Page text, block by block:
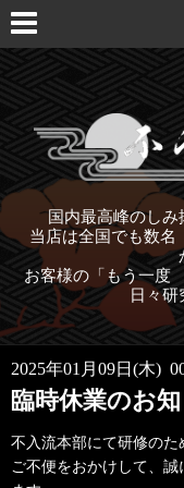
国内最高峰のしみ
当店は全国でも数名
お客様の「もう一度
日々研
2025年01月09日(木)
臨時休業のお
不入流本部にて研修のた
ご不便をおかけして、